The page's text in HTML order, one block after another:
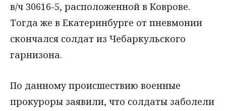
в/ч 30616-5, расположенной в Коврове.
Тогда же в Екатеринбурге от пневмонии
скончался солдат из Чебаркульского
гарнизона.
По данному происшествию военные
прокуроры заявили, что солдаты заболели